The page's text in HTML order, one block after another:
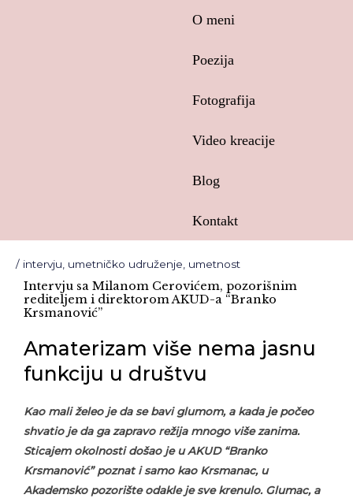
O meni
Poezija
Fotografija
Video kreacije
Blog
Kontakt
/ intervju umetničko udruženje umetnost
Intervju sa Milanom Cerovićem, pozorišnim
rediteljem i direktorom AKUD-a “Branko
Krsmanović”
Amaterizam više nema jasnu
funkciju u društvu
Kao mali želeo je da se bavi glumom, a kada je počeo
shvatio je da ga zapravo režija mnogo više zanima.
Sticajem okolnosti došao je u AKUD “Branko
Krsmanović” poznat i samo kao Krsmanac, u
Akademsko pozorište odakle je sve krenulo. Glumac, a
navigation